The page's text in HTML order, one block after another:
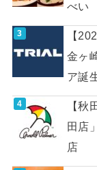
べい
【
金ヶ
ア誕
【秋
田店
店